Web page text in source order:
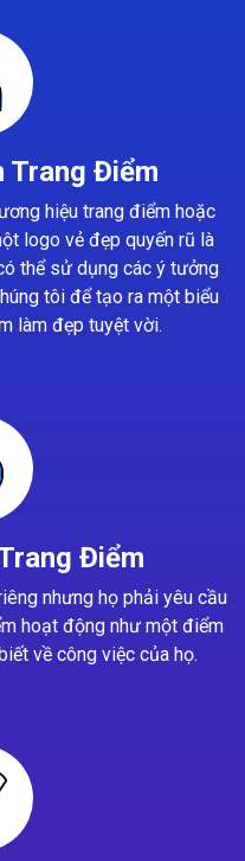
Trang Điểm
hiệu trang điểm hoặc
logo vẻ đẹp quyến rũ là
thể sử dụng các ý tưởng
tôi để tạo ra một biểu
làm đẹp tuyệt vời.
Điểm
nhưng họ phải yêu cầu
hoạt động như một điểm
về công việc của họ.